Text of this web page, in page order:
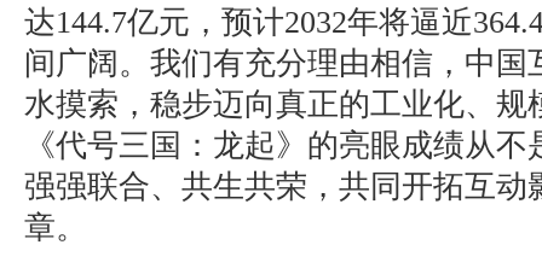
达144.7亿元，预计2032年将逼近
间广阔。我们有充分理由相信，中国
水摸索，稳步迈向真正的工业化、规
《代号三国：龙起》的亮眼成绩从
强强联合、共生共荣，共同开拓互动
章。